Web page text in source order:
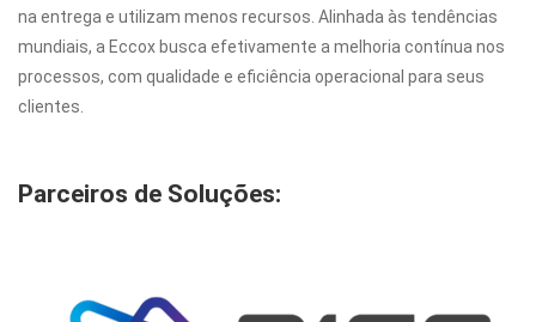
na entrega e utilizam menos recursos. Alinhada às tendências
mundiais, a Eccox busca efetivamente a melhoria contínua nos
processos, com qualidade e eficiência operacional para seus
clientes.
Parceiros de Soluções: